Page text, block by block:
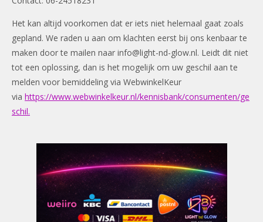
Het kan altijd voorkomen dat er iets niet helemaal gaat zoals
gepland. We raden u aan om klachten eerst bij ons kenbaar te
maken door te mailen naar info@light-nd-glow.nl. Leidt dit niet
tot een oplossing, dan is het mogelijk om uw geschil aan te
melden voor bemiddeling via WebwinkelKeur
via https://www.webwinkelkeur.nl/kennisbank/consumenten/ge
schil.